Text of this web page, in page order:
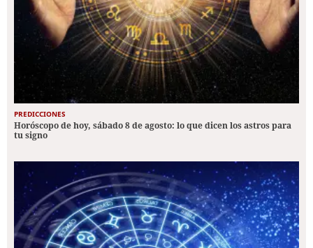
PREDICCIONES
Horóscopo de hoy, sábado 8 de agosto: lo que dicen los astros para
tu signo